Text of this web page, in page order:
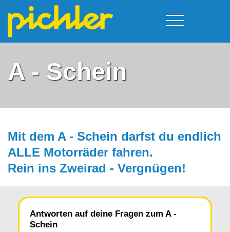
Moped
A - Scheine + Code 111
BE - Schein + Code 96
F - Schein
Team
Kursorte
Walding
Kontakt
A - Schein
Mit dem A - Schein darfst du endlich
ALLE Motorräder fah­ren.
Rein ins Zweirad - Vergnügen!
Antworten auf deine Fragen zum A -
Schein